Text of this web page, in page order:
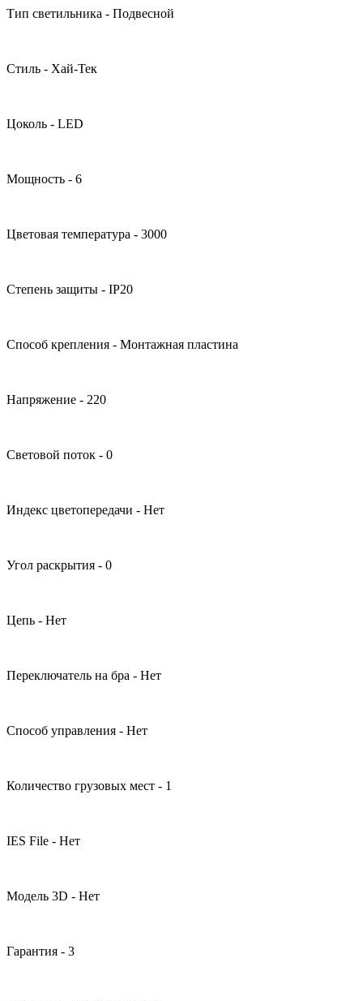
Тип светильника - Подвесной
Стиль - Хай-Тек
Цоколь - LED
Мощность - 6
Цветовая температура - 3000
Степень защиты - IP20
Способ крепления - Монтажная пластина
Напряжение - 220
Световой поток - 0
Индекс цветопередачи - Нет
Угол раскрытия - 0
Цепь - Нет
Переключатель на бра - Нет
Способ управления - Нет
Количество грузовых мест - 1
IES File - Нет
Модель 3D - Нет
Гарантия - 3